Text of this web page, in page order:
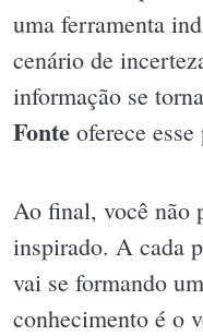
uma ferramenta
cenário de
informação se
Fonte oferece
Ao final, você não
inspirado. A cada
vai se formando
conhecimento é o